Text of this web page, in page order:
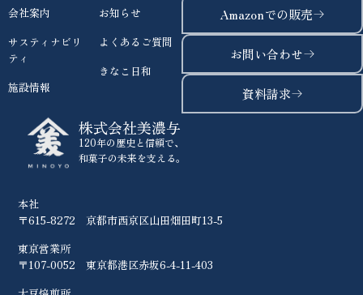
株式会社美濃与
120年の歴史と信頼で、
和菓子の未来を支える。
本社
〒615-8272 京都市西京区山田畑田町13-5
東京営業所
〒107-0052 東京都港区赤坂6-4-11-403
会社案内
サスティナビリ
ティ
施設情報
お知らせ
よくあるご質問
きなこ日和
Amazonでの販売
お問い合わせ
資料請求